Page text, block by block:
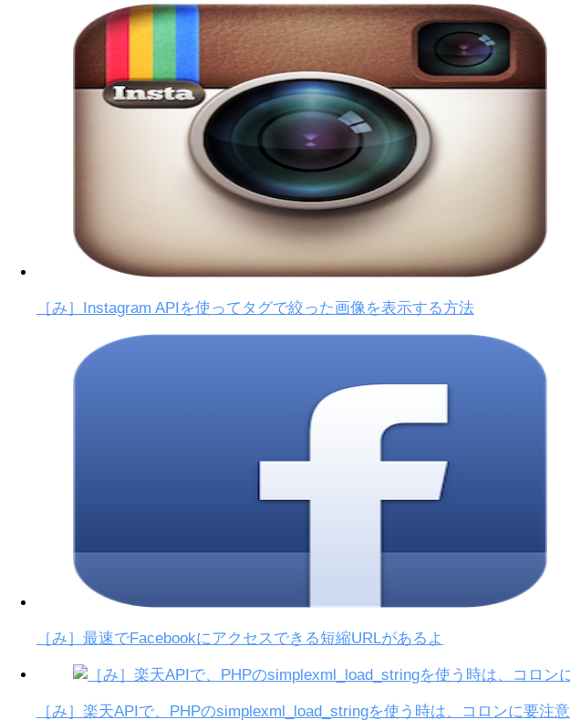
［み］Instagram APIを使ってタグで絞った画像を表示する方法
［み］最速でFacebookにアクセスできる短縮URLがあるよ
［み］楽天APIで、PHPのsimplexml_load_stringを使う時は、コロンに要注意